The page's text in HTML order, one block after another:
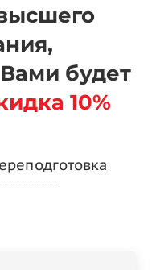
будет
10%